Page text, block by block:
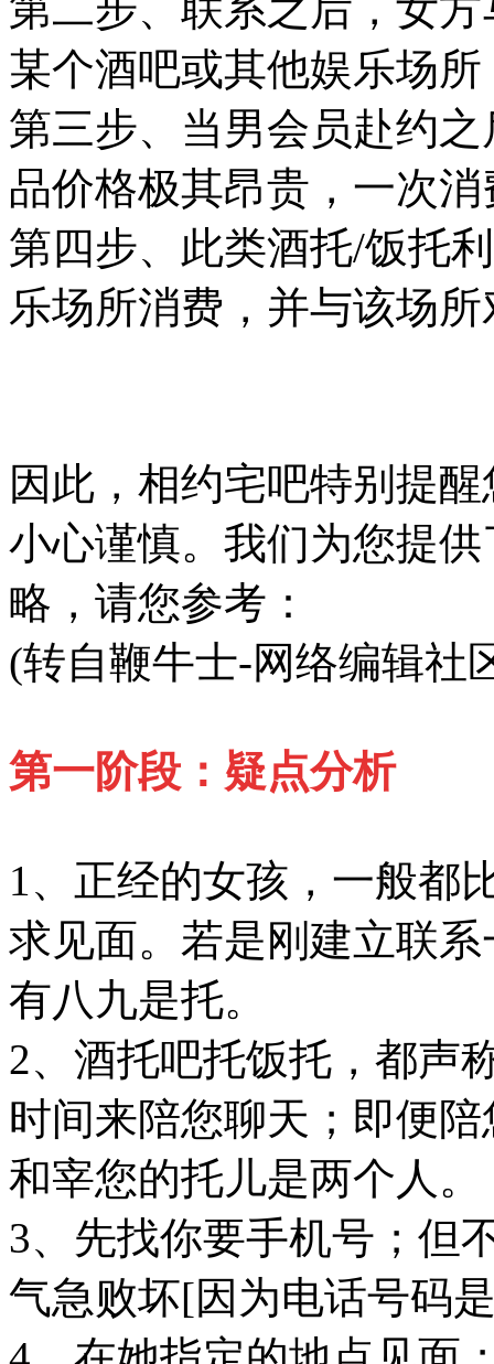
第二步、联系之后，女
某个酒吧或其他娱乐场
第三步、当男会员赴约
品价格极其昂贵，一次
第四步、此类酒托/饭托
乐场所消费，并与该场
因此，相约宅吧特别提
小心谨慎。我们为您提
略，请您参考：
(转自鞭牛士-网络编辑社
第一阶段：疑点分析
1、正经的女孩，一般都
求见面。若是刚建立联
有八九是托。
2、酒托吧托饭托，都声
时间来陪您聊天；即便
和宰您的托儿是两个人。
3、先找你要手机号；但
气急败坏[因为电话号码